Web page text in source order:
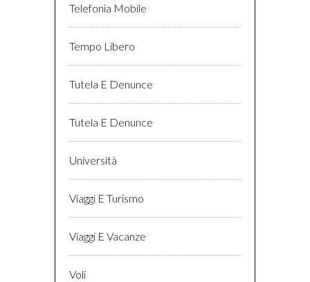
Telefonia Mobile
Tempo Libero
Tutela E Denunce
Tutela E Denunce
Università
Viaggi E Turismo
Viaggi E Vacanze
Voli